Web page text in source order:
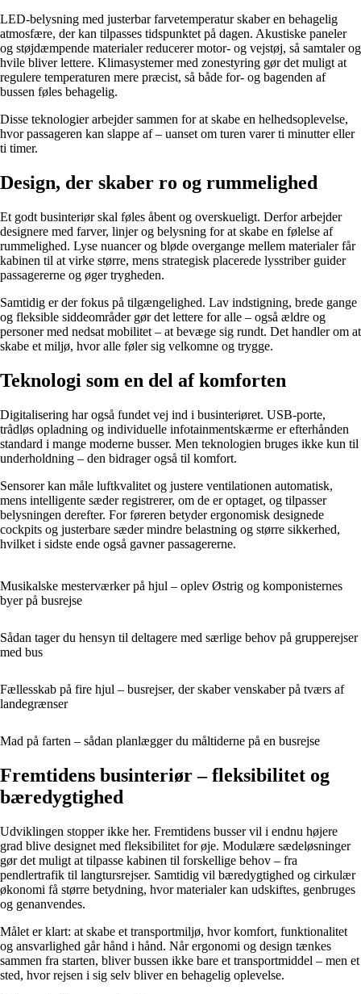
LED-belysning med justerbar farvetemperatur skaber en behagelig
atmosfære, der kan tilpasses tidspunktet på dagen. Akustiske paneler
og støjdæmpende materialer reducerer motor- og vejstøj, så samtaler og
hvile bliver lettere. Klimasystemer med zonestyring gør det muligt at
regulere temperaturen mere præcist, så både for- og bagenden af
bussen føles behagelig.
Disse teknologier arbejder sammen for at skabe en helhedsoplevelse,
hvor passageren kan slappe af – uanset om turen varer ti minutter eller
ti timer.
Design, der skaber ro og rummelighed
Et godt businteriør skal føles åbent og overskueligt. Derfor arbejder
designere med farver, linjer og belysning for at skabe en følelse af
rummelighed. Lyse nuancer og bløde overgange mellem materialer får
kabinen til at virke større, mens strategisk placerede lysstriber guider
passagererne og øger trygheden.
Samtidig er der fokus på tilgængelighed. Lav indstigning, brede gange
og fleksible siddeområder gør det lettere for alle – også ældre og
personer med nedsat mobilitet – at bevæge sig rundt. Det handler om at
skabe et miljø, hvor alle føler sig velkomne og trygge.
Teknologi som en del af komforten
Digitalisering har også fundet vej ind i businteriøret. USB-porte,
trådløs opladning og individuelle infotainmentskærme er efterhånden
standard i mange moderne busser. Men teknologien bruges ikke kun til
underholdning – den bidrager også til komfort.
Sensorer kan måle luftkvalitet og justere ventilationen automatisk,
mens intelligente sæder registrerer, om de er optaget, og tilpasser
belysningen derefter. For føreren betyder ergonomisk designede
cockpits og justerbare sæder mindre belastning og større sikkerhed,
hvilket i sidste ende også gavner passagererne.
Musikalske mesterværker på hjul – oplev Østrig og komponisternes
byer på busrejse
Sådan tager du hensyn til deltagere med særlige behov på grupperejser
med bus
Fællesskab på fire hjul – busrejser, der skaber venskaber på tværs af
landegrænser
Mad på farten – sådan planlægger du måltiderne på en busrejse
Fremtidens businteriør – fleksibilitet og
bæredygtighed
Udviklingen stopper ikke her. Fremtidens busser vil i endnu højere
grad blive designet med fleksibilitet for øje. Modulære sædeløsninger
gør det muligt at tilpasse kabinen til forskellige behov – fra
pendlertrafik til langtursrejser. Samtidig vil bæredygtighed og cirkulær
økonomi få større betydning, hvor materialer kan udskiftes, genbruges
og genanvendes.
Målet er klart: at skabe et transportmiljø, hvor komfort, funktionalitet
og ansvarlighed går hånd i hånd. Når ergonomi og design tænkes
sammen fra starten, bliver bussen ikke bare et transportmiddel – men et
sted, hvor rejsen i sig selv bliver en behagelig oplevelse.